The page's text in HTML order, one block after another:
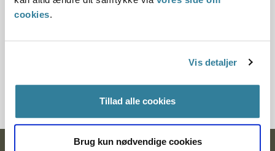
cookies.
Vis detaljer
Tillad alle cookies
Brug kun nødvendige cookies
kan som udgangspunkt ikke kompensere for, at den anden
belastende sygdomsforløb. Det skal således søges sikret, at
begge adoptanter vil være i stand til at tage vare på barnet